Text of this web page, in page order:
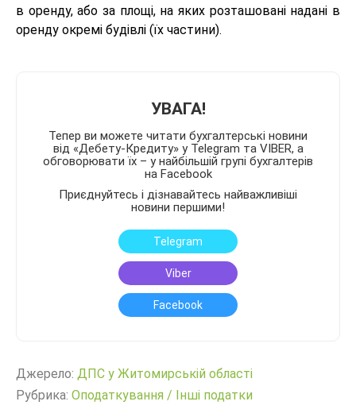
в оренду, або за площі, на яких розташовані надані в
оренду окремі будівлі (їх частини).
УВАГА!
Тепер ви можете читати бухгалтерські новини
від «Дебету-Кредиту» у Telegram та VIBER, а
обговорювати їх – у найбільшій групі бухгалтерів
на Facebook
Приєднуйтесь і дізнавайтесь найважливіші
новини першими!
Telegram
Viber
Facebook
Джерело: ДПС у Житомирській області
Рубрика: Оподаткування / Інші податки